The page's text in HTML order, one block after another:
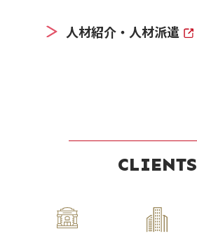
人材紹介・人材派遣
CLIENTS